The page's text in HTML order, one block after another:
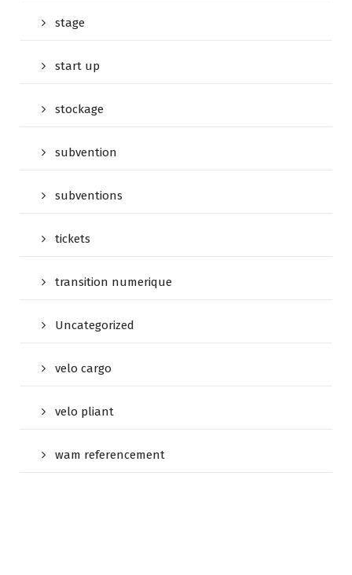
stage
start up
stockage
subvention
subventions
tickets
transition numerique
Uncategorized
velo cargo
velo pliant
wam referencement